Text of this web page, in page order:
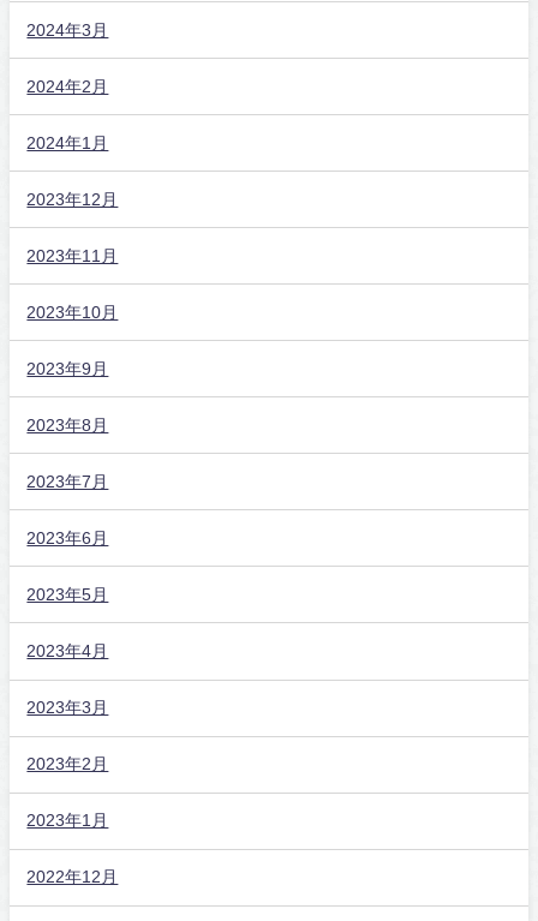
2024年3月
2024年2月
2024年1月
2023年12月
2023年11月
2023年10月
2023年9月
2023年8月
2023年7月
2023年6月
2023年5月
2023年4月
2023年3月
2023年2月
2023年1月
2022年12月